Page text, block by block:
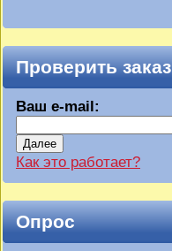
Проверить заказ
Ваш e-mail:
Далее
Как это работает?
Опрос